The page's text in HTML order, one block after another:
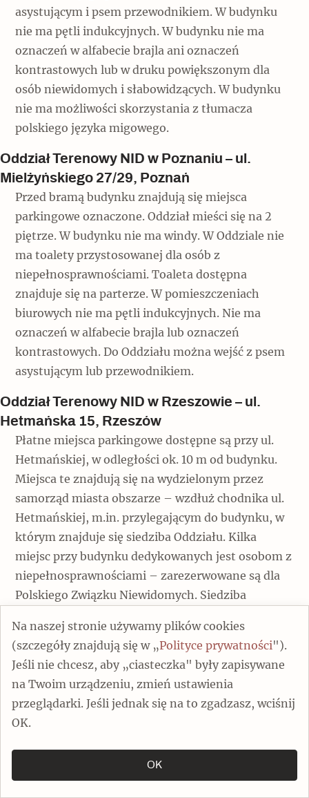
Na naszej stronie używamy plików cookies
(szczegóły znajdują się w „Polityce prywatności").
Jeśli nie chcesz, aby „ciasteczka" były zapisywane
na Twoim urządzeniu, zmień ustawienia
przeglądarki. Jeśli jednak się na to zgadzasz, wciśnij
OK.
OK
asystującym i psem przewodnikiem. W budynku
nie ma pętli indukcyjnych. W budynku nie ma
oznaczeń w alfabecie brajla ani oznaczeń
kontrastowych lub w druku powiększonym dla
osób niewidomych i słabowidzących. W budynku
nie ma możliwości skorzystania z tłumacza
polskiego języka migowego.
Oddział Terenowy NID w Poznaniu – ul.
Mielżyńskiego 27/29, Poznań
Przed bramą budynku znajdują się miejsca
parkingowe oznaczone. Oddział mieści się na 2
piętrze. W budynku nie ma windy. W Oddziale nie
ma toalety przystosowanej dla osób z
niepełnosprawnościami. Toaleta dostępna
znajduje się na parterze. W pomieszczeniach
biurowych nie ma pętli indukcyjnych. Nie ma
oznaczeń w alfabecie brajla lub oznaczeń
kontrastowych. Do Oddziału można wejść z psem
asystującym lub przewodnikiem.
Oddział Terenowy NID w Rzeszowie – ul.
Hetmańska 15, Rzeszów
Płatne miejsca parkingowe dostępne są przy ul.
Hetmańskiej, w odległości ok. 10 m od budynku.
Miejsca te znajdują się na wydzielonym przez
samorząd miasta obszarze – wzdłuż chodnika ul.
Hetmańskiej, m.in. przylegającym do budynku, w
którym znajduje się siedziba Oddziału. Kilka
miejsc przy budynku dedykowanych jest osobom z
niepełnosprawnościami – zarezerwowane są dla
Polskiego Związku Niewidomych. Siedziba
kilkukondygnacjowego budynku, jednak brak jest
rozwiązań umożliwiających samodzielne wejście
dla osób poruszających się na wózkach. Wejście do
siedziby Oddziału posiada bariery przestrzenne –
dwa schody zewnętrzne i pięć wewnętrznych.
uruchomieniu możliwa jest pomoc pracownika
Oddziału. Wewnątrz siedziby nie ma ograniczeń w